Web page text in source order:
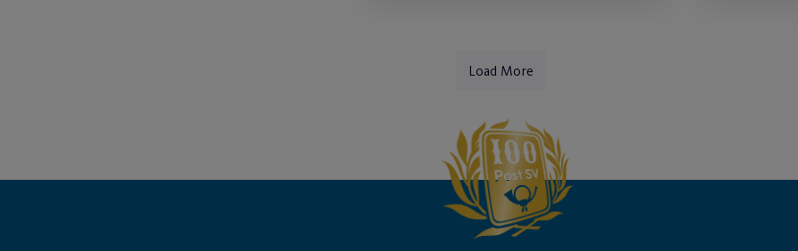
Load More